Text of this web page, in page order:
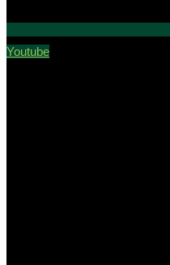
Youtube